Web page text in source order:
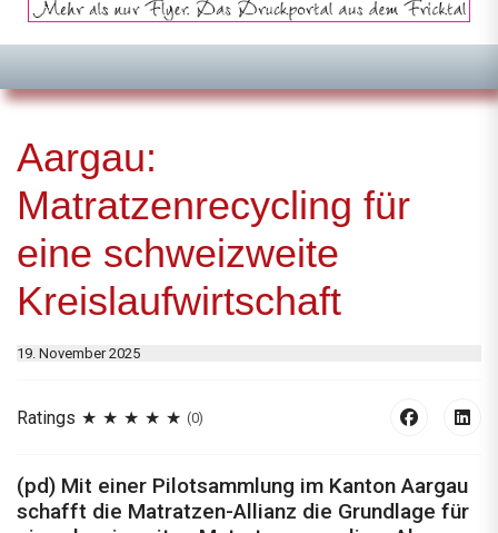
Aargau:
Matratzenrecycling für
eine schweizweite
Kreislaufwirtschaft
19. November 2025
Ratings (0)
(pd) Mit einer Pilotsammlung im Kanton Aargau
schafft die Matratzen-Allianz die Grundlage für